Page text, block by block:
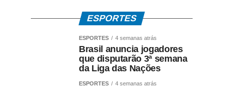
ESPORTES
ESPORTES 4 semanas atrás
Brasil anuncia jogadores
que disputarão 3ª semana
da Liga das Nações
ESPORTES 4 semanas atrás